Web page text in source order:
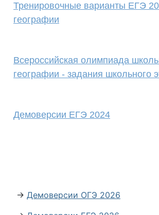
Тренировочные варианты ЕГЭ
географии
Всероссийская олимпиада
географии - задания школьного
Демоверсии ЕГЭ 2024
→ Демоверсии ОГЭ 2026